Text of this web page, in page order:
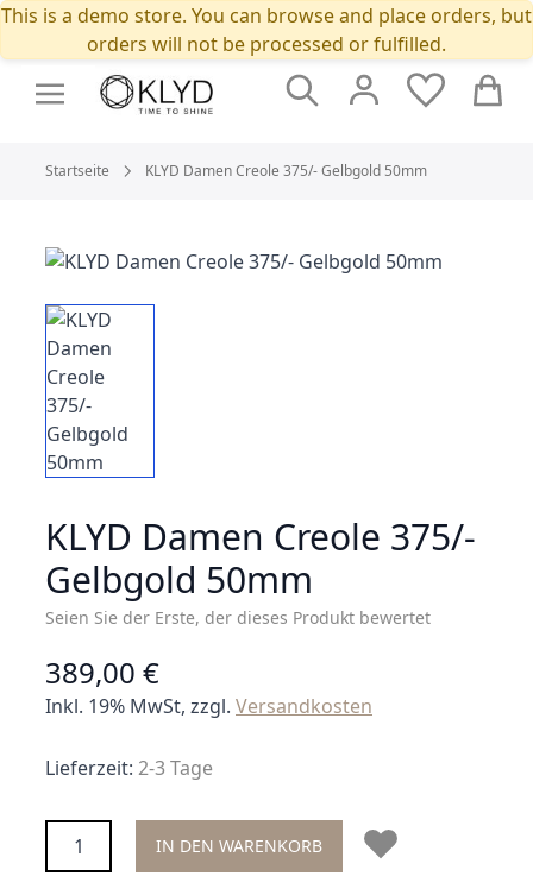
This is a demo store. You can browse and place orders, but
orders will not be processed or fulfilled.
Suche
Cart
Startseite KLYD Damen Creole 375/- Gelbgold 50mm
KLYD Damen Creole 375/-
Gelbgold 50mm
Seien Sie der Erste, der dieses Produkt bewertet
389,00 €
Inkl. 19% MwSt, zzgl. Versandkosten
Lieferzeit: 2-3 Tage
Menge IN DEN WARENKORB